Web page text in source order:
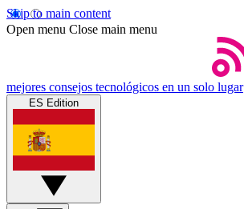
Skip to main content
Open menu Close main menu
mejores consejos tecnológicos en un solo lugar
ES Edition